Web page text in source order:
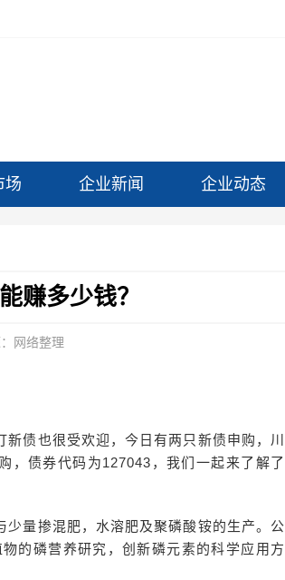
场 企业新闻 企业动态
赚多少钱？
网络整理
债也很受欢迎，今日有两只新债申购，川
，债券代码为127043，我们一起来了解了
量掺混肥，水溶肥及聚磷酸铵的生产。公
的磷营养研究，创新磷元素的科学应用方